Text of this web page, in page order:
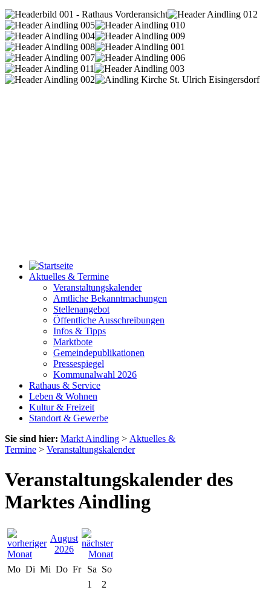
Aktuelles & Termine
Veranstaltungskalender
Amtliche Bekanntmachungen
Stellenangebot
Öffentliche Ausschreibungen
Infos & Tipps
Marktbote
Gemeindepublikationen
Pressespiegel
Kommunalwahl 2026
Rathaus & Service
Leben & Wohnen
Kultur & Freizeit
Standort & Gewerbe
Sie sind hier: Markt Aindling > Aktuelles &
Termine > Veranstaltungskalender
Veranstaltungskalender des
Marktes Aindling
August
2026
Mo Di Mi Do Fr Sa So
1
2